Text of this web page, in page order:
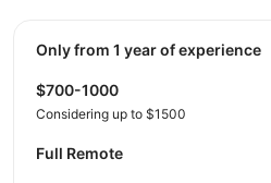
Only from 1 year of experience
$700-1000
Considering up to $1500
Full Remote